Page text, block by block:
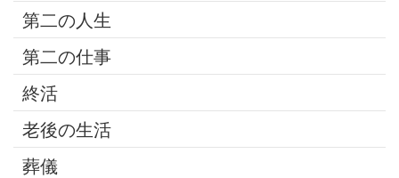
第二の人生
第二の仕事
終活
老後の生活
葬儀